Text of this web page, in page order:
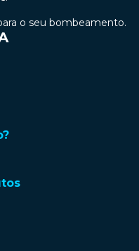
o seu bombeamento.